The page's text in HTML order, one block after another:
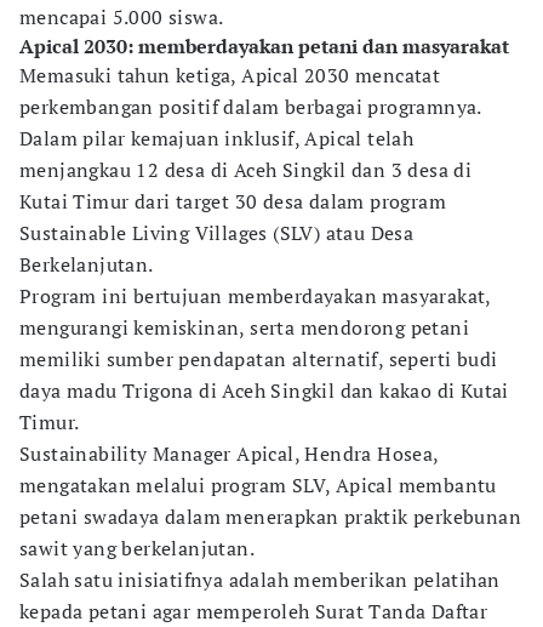
mencapai 5.000 siswa.
Apical 2030: memberdayakan petani dan masyarakat
Memasuki tahun ketiga, Apical 2030 mencatat
perkembangan positif dalam berbagai programnya.
Dalam pilar kemajuan inklusif, Apical telah
menjangkau 12 desa di Aceh Singkil dan 3 desa di
Kutai Timur dari target 30 desa dalam program
Sustainable Living Villages (SLV) atau Desa
Berkelanjutan.
Program ini bertujuan memberdayakan masyarakat,
mengurangi kemiskinan, serta mendorong petani
memiliki sumber pendapatan alternatif, seperti budi
daya madu Trigona di Aceh Singkil dan kakao di Kutai
Timur.
Sustainability Manager Apical, Hendra Hosea,
mengatakan melalui program SLV, Apical membantu
petani swadaya dalam menerapkan praktik perkebunan
sawit yang berkelanjutan.
Salah satu inisiatifnya adalah memberikan pelatihan
kepada petani agar memperoleh Surat Tanda Daftar